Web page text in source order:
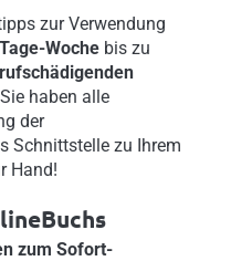
zur Verwendung
Woche bis zu
rufschädigenden
haben alle
der
Schnittstelle zu Ihrem
Hand!
zum Sofort-